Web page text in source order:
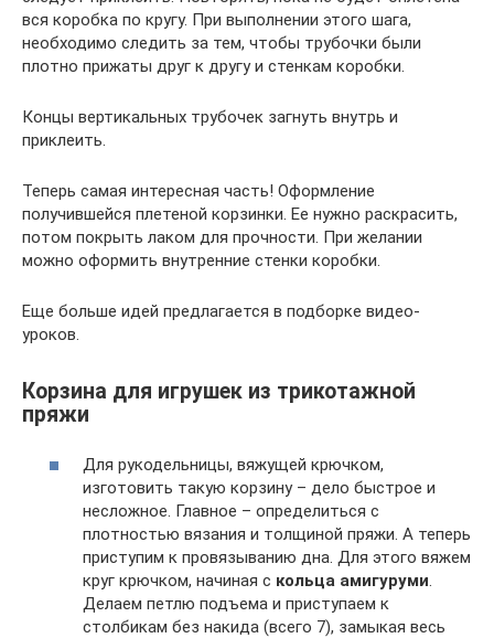
вся коробка по кругу. При выполнении этого шага,
необходимо следить за тем, чтобы трубочки были
плотно прижаты друг к другу и стенкам коробки.
Концы вертикальных трубочек загнуть внутрь и
приклеить.
Теперь самая интересная часть! Оформление
получившейся плетеной корзинки. Ее нужно раскрасить,
потом покрыть лаком для прочности. При желании
можно оформить внутренние стенки коробки.
Еще больше идей предлагается в подборке видео-
уроков.
Корзина для игрушек из трикотажной
пряжи
Для рукодельницы, вяжущей крючком,
изготовить такую корзину – дело быстрое и
несложное. Главное – определиться с
плотностью вязания и толщиной пряжи. А теперь
приступим к провязыванию дна. Для этого вяжем
круг крючком, начиная с кольца амигуруми.
Делаем петлю подъема и приступаем к
столбикам без накида (всего 7), замыкая весь